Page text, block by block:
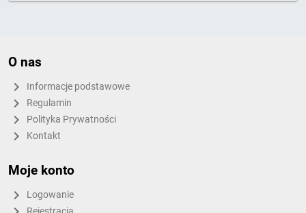
O nas
Informacje podstawowe
Regulamin
Polityka Prywatności
Kontakt
Moje konto
Logowanie